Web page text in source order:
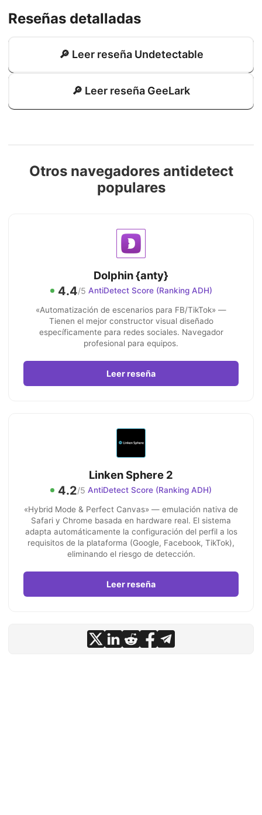
Reseñas detalladas
🔎 Leer reseña Undetectable
🔎 Leer reseña GeeLark
Otros navegadores antidetect
populares
Dolphin {anty}
4.4/5 AntiDetect Score (Ranking ADH)
«Automatización de escenarios para FB/TikTok» —
Tienen el mejor constructor visual diseñado
específicamente para redes sociales. Navegador
profesional para equipos.
Leer reseña
Linken Sphere 2
4.2/5 AntiDetect Score (Ranking ADH)
«Hybrid Mode & Perfect Canvas» — emulación nativa de
Safari y Chrome basada en hardware real. El sistema
adapta automáticamente la configuración del perfil a los
requisitos de la plataforma (Google, Facebook, TikTok),
eliminando el riesgo de detección.
Leer reseña